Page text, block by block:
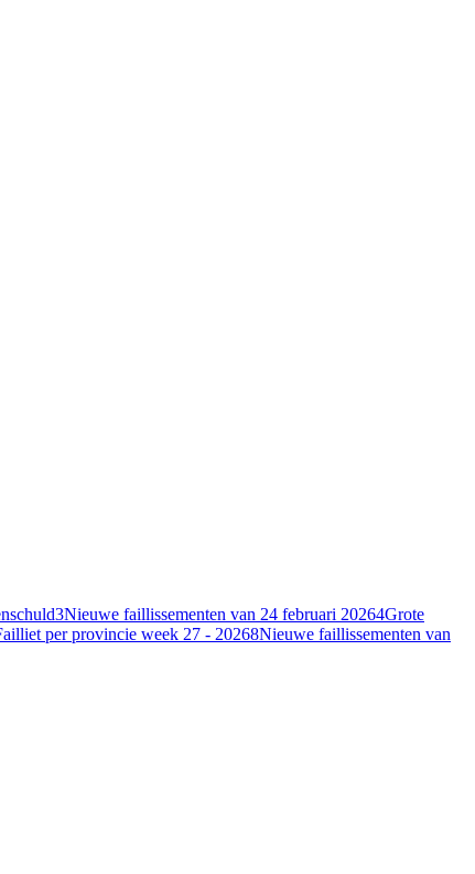
3Nieuwe faillissementen van 24 februari 20264Grote
per provincie week 27 - 20268Nieuwe faillissementen van